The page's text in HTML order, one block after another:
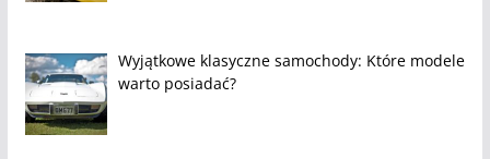
Wyjątkowe klasyczne samochody: Które modele
warto posiadać?